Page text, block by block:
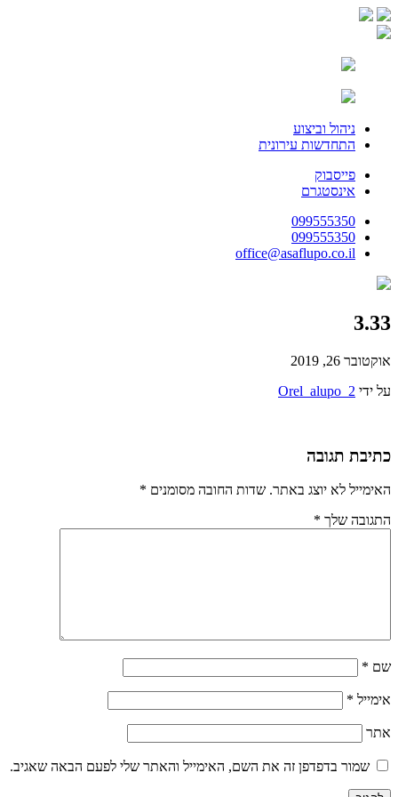
ניהול וביצוע
התחדשות עירונית
פייסבוק
אינסטגרם
099555350
099555350
office@asaflupo.co.il
3.33
אוקטובר 26, 2019
על ידי Orel_alupo_2
כתיבת תגובה
האימייל לא יוצג באתר. שדות החובה מסומנים *
התגובה שלך *
שם *
אימייל *
אתר
שמור בדפדפן זה את השם, האימייל והאתר שלי לפעם הבאה שאגיב.